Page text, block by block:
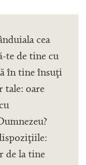
cea
te de tine cu
în tine însuţi
tale: oare
de la tine